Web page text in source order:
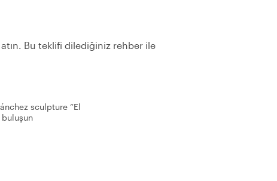
Bu teklifi dilediğiniz rehber ile
sculpture “El